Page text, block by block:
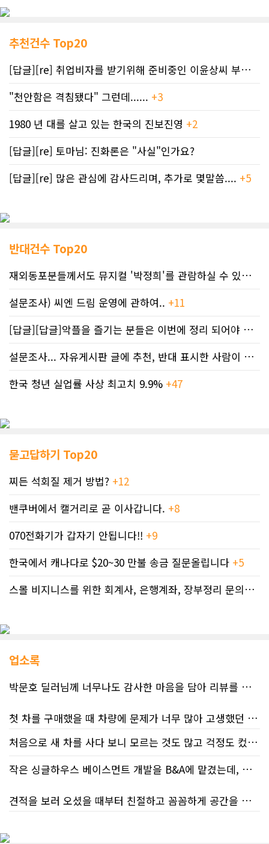
추천건수 Top20
[답글][re] 취업비자를 받기위해 준비중인 이윤상씨 부부께 드리는 편지
"천안함은 격침됐다" 그런데...... +3
1980 년 대를 살고 있는 한국의 진보진영 +2
[답글][re] 토마님: 진화론은 "사실"인가요?
[답글][re] 많은 관심에 감사드리며, 추가로 몇말씀.... +5
반대건수 Top20
재외동포분들께서도 뮤지컬 '박정희'를 관람하실 수 있도록 노력하겠습니..
설문조사) 씨엔 드림 운영에 관하여.. +11
[답글][답글]악플을 즐기는 분들은 이번에 정리 되어야 합니다.
설문조사... 자유게시판 글에 추천, 반대 표시한 사람이 누구인지 명단..
한국 청년 실업률 사상 최고치 9.9% +47
묻고답하기 Top20
찌든 석회질 제거 방법? +12
밴쿠버에서 캘거리로 곧 이사갑니다. +8
070전화기가 갑자기 안됩니다!! +9
한국에서 캐나다로 $20~30 만불 송금 질문올립니다 +5
스몰 비지니스를 위한 회계사, 은행계좌, 장부정리 문의드립니다.
업소록
박문호 딜러님께 너무나도 감사한 마음을 담아 리뷰를 남깁니다.
첫 차를 구매했을 때 차량에 문제가 너무 많아 고생했던 경험이 있어서, 이번에는 정말 신중하게 고민하고 꼼꼼하게 알아본 후 차를 구매하고 싶었습니다. 그러던 중 사우스포인트의 박문호 딜러님을 만나면서 그동안의 고민이 모두 해결되었습니다.
처음 차량을 선택하는 과정부터 저에게 맞는 차량을 추천해 주셨고, 그 차량의 장단점과 다양한 기능까지 하나하나 자세하게 설명해 주셔서 큰 도움이 되었습니다. 원래는 새 차를 받기까지 4~5개월 정도 기다려야 한다고 들었는데, 딜러님의 노력 덕분에 한 달 만에 차량을 받을 수 있었습니다.
차량을 인수하는 날에도 시간이 오래 걸렸음에도 불구하고 모든 기능을 하나씩 직접 설명해 주시고, 앞으로 차량을 관리하면서 꼭 확인해야 할 부분과 유용한 팁까지 꼼꼼하게 알려주셨습니다. 차에 대해 잘 모르는 저에게는 정말 큰 도움이 되었습니다.
처음으로 새 차를 사다 보니 모르는 것도 많고 걱정도 컸는데 박문호 딜러님 덕분에 전 과정이 너무나 편안하고 만족스러웠습니다! 상담하는 내내 꼼꼼하게 설명해 주신 것은 물론, 복잡한 서류 절차와 차량 옵션 체크까지 세심하게 챙겨주셔서 마음이 정말 든든했습니다. 차량 출고 날에도 긴 시간 할애해 가며 기능을 친절하게 하나하나 설명해 주셔서 큰 도움이 되었는데요, 특히 정비사 출신이셔서 그런지 디테일한 부분까지 전문적으로 말씀해 주셔서 신뢰가 팍팍 갔습니다 ?? 다른분 리뷰에도 있지만 마지막에 "진짜 서비스는 이제부터 시작"이라는 진심어린 말씀에는 깊은 감동을 받았습니다. 앞으로 주변에 차 구매하려는 분이 있다면 무조건 박문호 딜러님 강력 추천입니다! 신경 써주셔서 진심으로 감사드리며, 늘 건강하시고 번창하시길 바랍니다 :)
작은 싱글하우스 베이스먼트 개발을 B&A에 맡겼는데, 처음부터 끝까지 정말 만족스러운 경험이었습니다.
견적을 보러 오셨을 때부터 친절하고 꼼꼼하게 공간을 확인해 주셨고, 여러 옵션이 포함된 견적 금액도 다른 업체들과 비교했을 때 매우 합리적이었습니다.
저희 집은 사이드 도어가 없어 작업하시기 불편하셨을 텐데도 항상 밝은 모습으로 오셔서 성실하게 작업해 주셨습니다. 공사 중에도 진행 상황과 앞으로의 작업 계획을 수시로 자세히 설명해 주셔서 믿고 맡길 수 있었고, 세심한 소통에 큰 만족을 느꼈습니다.